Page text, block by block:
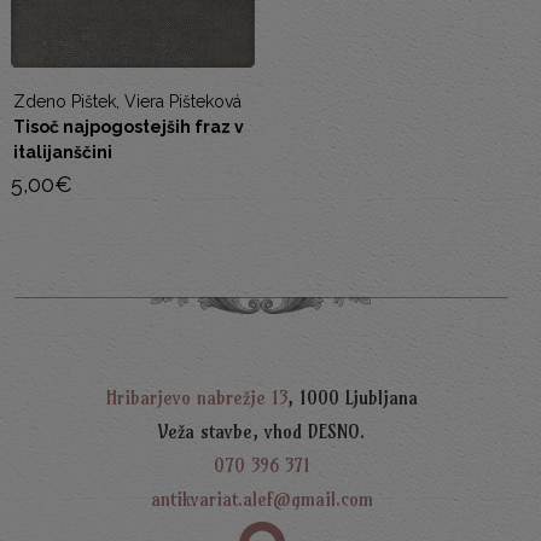
Zdeno Pištek, Viera Pišteková
Tisoč najpogostejših fraz v
italijanščini
5,00€
Hribarjevo nabrežje 13, 1000 Ljubljana
Veža stavbe, vhod DESNO.
070 396 371
antikvariat.alef@gmail.com